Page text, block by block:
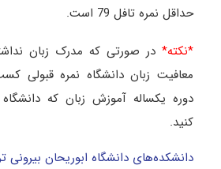
حداقل نمره تافل 79 است.
*نکته* در صورتی که مدرک زبان
معافیت زبان دانشگاه نمره قبولی
دوره یکساله آموزش زبان که
کنید.
دانشکده‌های دانشگاه ابوریحان بیرونی